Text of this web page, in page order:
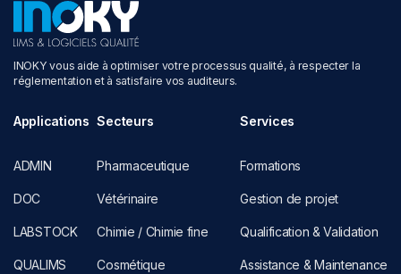
INOKY vous aide à optimiser votre processus qualité, à respecter la
réglementation et à satisfaire vos auditeurs.
Applications
ADMIN
DOC
LABSTOCK
QUALIMS
Secteurs
Pharmaceutique
Vétérinaire
Chimie / Chimie fine
Cosmétique
Services
Formations
Gestion de projet
Qualification & Validation
Assistance & Maintenance